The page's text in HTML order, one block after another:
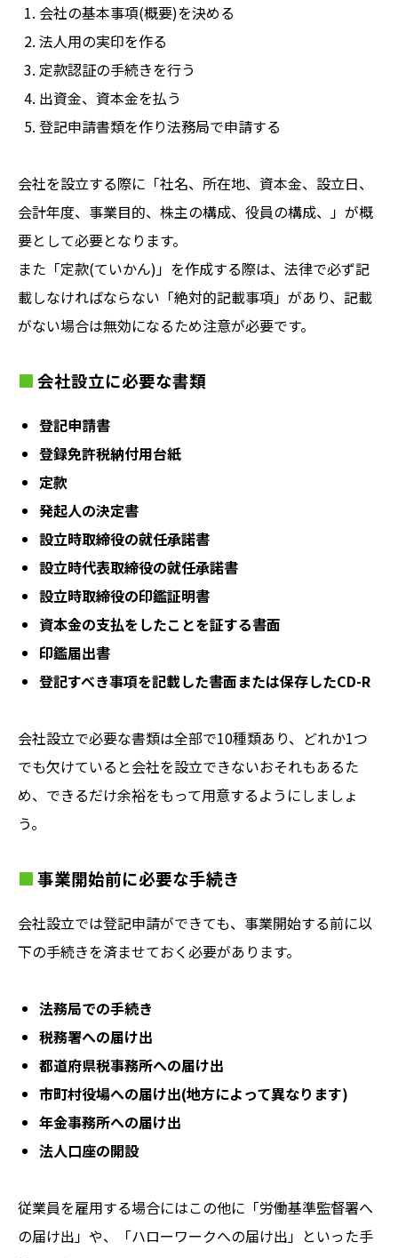
会社の基本事項(概要)を決める
法人用の実印を作る
定款認証の手続きを行う
出資金、資本金を払う
登記申請書類を作り法務局で申請する
会社を設立する際に「社名、所在地、資本金、設立日、
会計年度、事業目的、株主の構成、役員の構成、」が概
要として必要となります。
また「定款(ていかん)」を作成する際は、法律で必ず記
載しなければならない「絶対的記載事項」があり、記載
がない場合は無効になるため注意が必要です。
会社設立に必要な書類
登記申請書
登録免許税納付用台紙
定款
発起人の決定書
設立時取締役の就任承諾書
設立時代表取締役の就任承諾書
設立時取締役の印鑑証明書
資本金の支払をしたことを証する書面
印鑑届出書
登記すべき事項を記載した書面または保存したCD-R
会社設立で必要な書類は全部で10種類あり、どれか1つ
でも欠けていると会社を設立できないおそれもあるた
め、できるだけ余裕をもって用意するようにしましょ
う。
事業開始前に必要な手続き
会社設立では登記申請ができても、事業開始する前に以
下の手続きを済ませておく必要があります。
法務局での手続き
税務署への届け出
都道府県税事務所への届け出
市町村役場への届け出(地方によって異なります)
年金事務所への届け出
法人口座の開設
従業員を雇用する場合にはこの他に「労働基準監督署へ
の届け出」や、「ハローワークへの届け出」といった手